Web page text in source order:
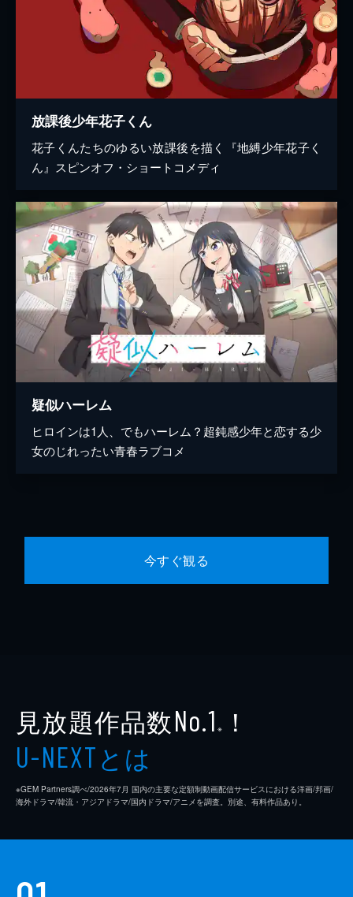
放課後少年花子くん
花子くんたちのゆるい放課後を描く『地縛少年花子く
ん』スピンオフ・ショートコメディ
疑似ハーレム
ヒロインは1人、でもハーレム？超鈍感少年と恋する少
女のじれったい青春ラブコメ
今すぐ観る
見放題作品数No.1 ※ ！
U-NEXTとは
※GEM Partners調べ/2026年7⽉ 国内の主要な定額制動画配信サービスにおける洋画/邦画/
海外ドラマ/韓流・アジアドラマ/国内ドラマ/アニメを調査。別途、有料作品あり。